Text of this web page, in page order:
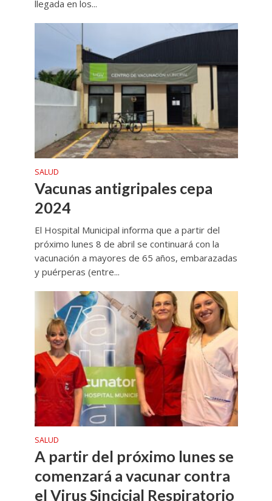
llegada en los...
SALUD
Vacunas antigripales cepa
2024
El Hospital Municipal informa que a partir del
próximo lunes 8 de abril se continuará con la
vacunación a mayores de 65 años, embarazadas
y puérperas (entre...
SALUD
A partir del próximo lunes se
comenzará a vacunar contra
el Virus Sincicial Respiratorio